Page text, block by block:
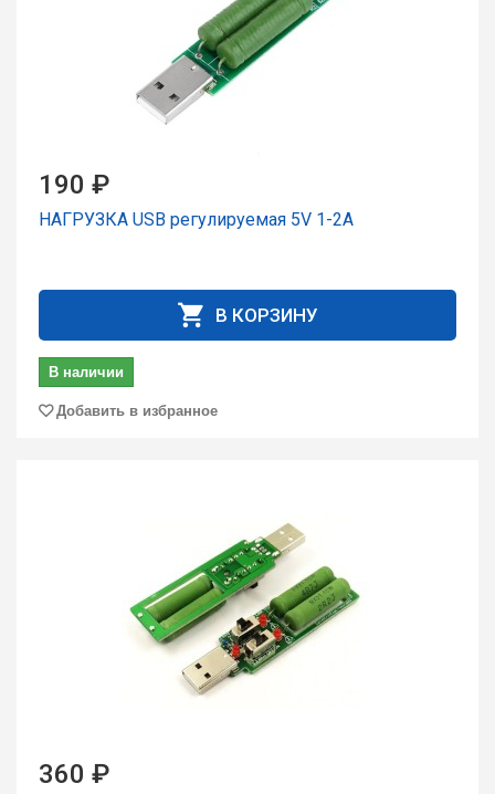
190 ₽
НАГРУЗКА USB регулируемая 5V 1-2A
В КОРЗИНУ
В наличии
Добавить в избранное
360 ₽